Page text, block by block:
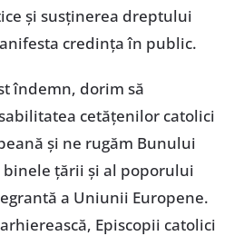
și susținerea dreptului
credința în public.
îndemn, dorim să
cetățenilor catolici
și ne rugăm Bunului
țării și al poporului
a Uniunii Europene.
Episcopii catolici